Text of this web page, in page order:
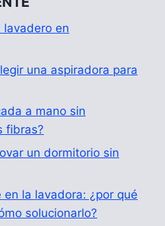
lavadero en
una aspiradora para
a mano sin
fibras?
un dormitorio sin
la lavadora: ¿por qué
solucionarlo?